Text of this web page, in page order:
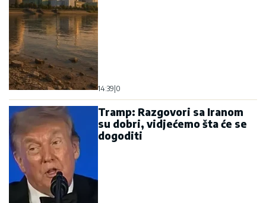
14:39|0
Tramp: Razgovori sa Iranom
su dobri, vidjećemo šta će se
dogoditi